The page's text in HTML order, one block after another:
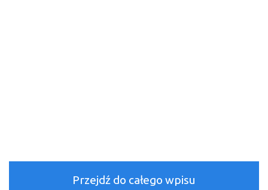
Przejdź do całego wpisu